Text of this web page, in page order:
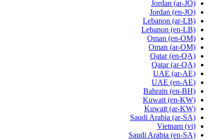
Jordan (ar-JO)
Jordan (en-JO)
Lebanon (ar-LB)
Lebanon (en-LB)
Oman (en-OM)
Oman (ar-OM)
Qatar (en-QA)
Qatar (ar-QA)
UAE (ar-AE)
UAE (en-AE)
Bahrain (en-BH)
Kuwait (en-KW)
Kuwait (ar-KW)
Saudi Arabia (ar-SA)
Vietnam (vi)
Saudi Arabia (en-SA)